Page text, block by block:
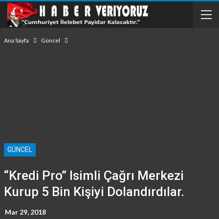
Ana Sayfa Güncel
GÜNCEL
“Kredi Pro” Isimli Çağrı Merkezi
Kurup 5 Bin Kişiyi Dolandırdılar.
Mar 29, 2018